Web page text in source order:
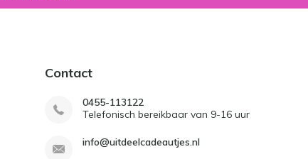
Contact
0455-113122
Telefonisch bereikbaar van 9-16 uur
info@uitdeelcadeautjes.nl